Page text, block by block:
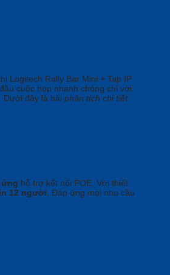
Logitech Rally Bar Mini + Tap IP
cuộc họp nhanh chóng chỉ với
Dưới đây là bài phân tích chi tiết
ứng hỗ trợ kết nối POE. Với thiết
12 người. Đáp ứng mọi nhu cầu